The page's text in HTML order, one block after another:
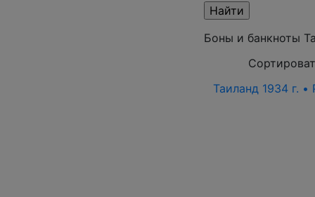
Боны и банкноты
Таиланд 1934 г.